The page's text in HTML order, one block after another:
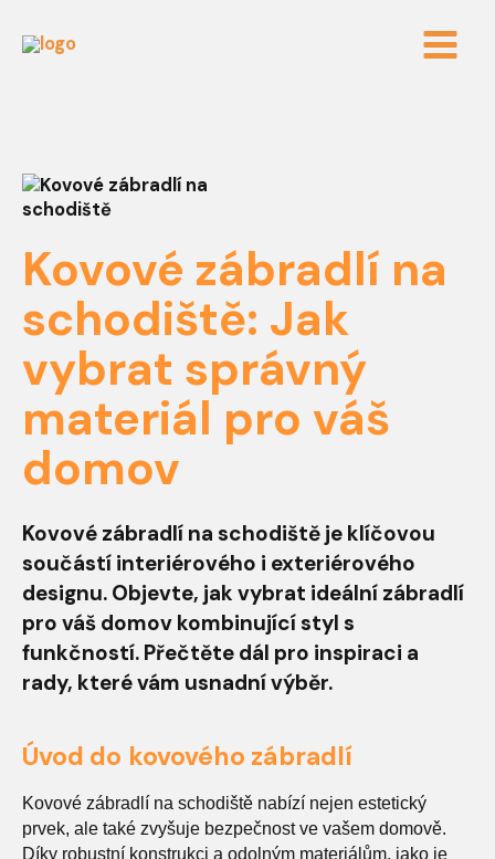
obsah
Main
Kovové zábradlí na
schodiště: Jak
vybrat správný
materiál pro váš
domov
Kovové zábradlí na schodiště je klíčovou
součástí interiérového i exteriérového
designu. Objevte, jak vybrat ideální zábradlí
pro váš domov kombinující styl s
funkčností. Přečtěte dál pro inspiraci a
rady, které vám usnadní výběr.
Úvod do kovového zábradlí
Kovové zábradlí na schodiště nabízí nejen estetický
prvek, ale také zvyšuje bezpečnost ve vašem domově.
Díky robustní konstrukci a odolným materiálům, jako je
navigation